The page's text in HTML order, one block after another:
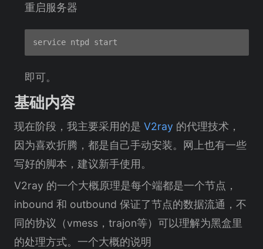
重启服务器
即可。
基础内容
现在阶段，我主要采用的是 V2ray 的代理技术，
因为喜欢折腾，都是自己手动安装。网上也有一些
写好的脚本，建议新手使用。
V2ray 的一个大概原理是每个端都是一个节点，
inbound 和 outbound 保证了节点的数据流通，不
同的协议（vmess，trajon等）可以理解为黑盒里
的处理方式。一个大概的说明